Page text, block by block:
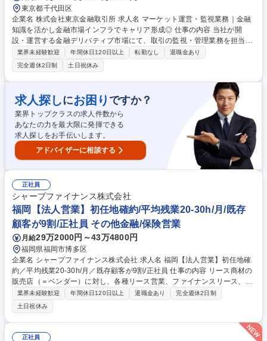
東京都千代田区
企業名 株式会社東京金融取引所 求人名 マーケット運営・監視業務｜金融
知識を活かし金融市場インフラでキャリア形成◎ 仕事の内容 当社が開
設・運営する金融デリバティブ市場にて、取引の監視・管理業務を担当い
ただきます。入社後は市場のモニタリングから始まり、将来的には営業、
商品企画、制度設計など多様な職務への挑戦も可能です。 【業務詳細】
・金融市場で行われる取引の監視（不正取引の疑いがある場合の調査な
ど） ・市場を支えるシステムの稼働状況の確認（安定稼働の維持） ・公
正な価格形成の支援（取引に基づく損益計算の基準となる「清算価格」の
決定など） ※金融取引の監視業務が未経験の方でも安心して取り組めるよ
う、業務オペレーションはマニュアル化されています。 募集職種 マーケ
ット運営・監視業務｜金融知識を活かし金融市場インフラでキャリア形成
◎
業界未経験歓迎 年間休日120日以上 転勤なし
退職金あり
完全週休2日制
土日祝休み
求人探しにお困り ですか？
業界トップクラスの求人件数から
あなたの力を最大限に発揮できる
求人探しをお手伝いします。
アドバイザーに相談する
正社員
シャープファイナンス株式会社
福岡【法人営業】初任地確約/平均残業20-30h/月/既存
顧客が9割/正社員 その他金融/保険営業
月給29万2000円～43万4800円
福岡県福岡市博多区
企業名 シャープファイナンス株式会社 求人名 福岡【法人営業】初任地確
約／平均残業20-30h/月／既存顧客が9割/正社員 仕事の内容 リース商材の
販売店（＝ベンダー）に対し、各種リース営業、ファイナンスリース、ロ
ーン等の提案営業をお任せいたします。 商材：事務機器/情報機器/医療機
器/住宅設備機器等 ■当社のリースやローンを、ユーザー企業様へ直接販売
するベンダー企業営業社員に対して、商品の提案方法についての研修も行
います。 ■ベンダー企業様の販促支援をはじめ、その先のユーザー企業様
も含めた幅広いニーズを汲み取り当社の多様な商品ラインナップで企業様
業界未経験歓迎 年間休日120日以上 退職金あり
完全週休2日制
土日祝休み
正社員